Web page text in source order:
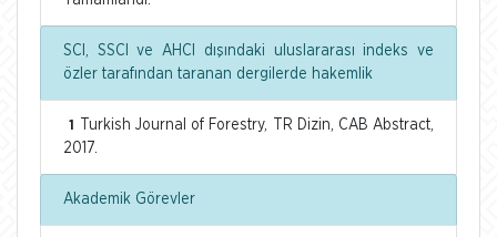
SCI, SSCI ve AHCI dışındaki uluslararası indeks ve
özler tarafından taranan dergilerde hakemlik
1
Turkish Journal of Forestry, TR Dizin, CAB Abstract,
2017.
Akademik Görevler